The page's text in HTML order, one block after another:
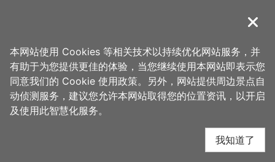
導覽
首页 > 想去的地方 > 美食、购物 > 绿野鲜踪蔬食自助餐厅
绿野鲜踪蔬食自助餐厅
周边景点
关闭
本网站使用 Cookies 等相关技术以持续优化网站服务，并
有助于为您提供更佳的体验，当您继续使用本网站即表示您
同意我们的 Cookie 使用政策。另外，网站提供周边景点自
动侦测服务，建议您允许本网站取得您的位置资讯，以开启
及使用此智慧化服务。
我知道了